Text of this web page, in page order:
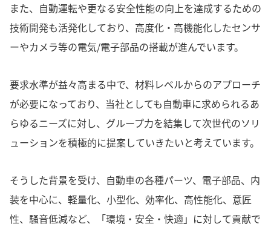
また、自動運転や更なる安全性能の向上を達成するための
技術開発も活発化しており、高度化・高機能化したセンサ
ーやカメラ等の電気/電子部品の搭載が進んでいます。
要求水準が益々高まる中で、材料レベルからのアプローチ
が必要になっており、当社としても自動車に求められるあ
らゆるニーズに対し、グループ力を結集して次世代のソリ
ューションを積極的に提案していきたいと考えています。
そうした背景を受け、自動車の各種パーツ、電子部品、内
装を中心に、軽量化、小型化、効率化、高性能化、意匠
性、騒音低減など、「環境・安全・快適」に対して貢献で